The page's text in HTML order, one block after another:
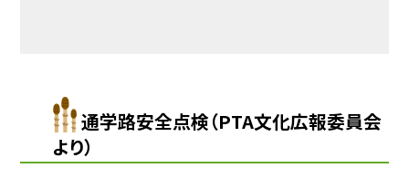
通学路安全点検（PTA文化広報委員会
より）